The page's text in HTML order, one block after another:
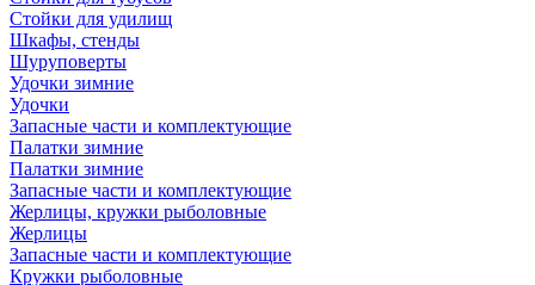
Стойки для удилищ
Шкафы, стенды
Шуруповерты
Удочки зимние
Удочки
Запасные части и комплектующие
Палатки зимние
Палатки зимние
Запасные части и комплектующие
Жерлицы, кружки рыболовные
Жерлицы
Запасные части и комплектующие
Кружки рыболовные